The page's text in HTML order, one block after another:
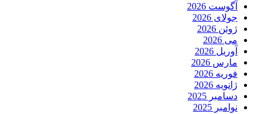
آگوست 2026
جولای 2026
ژوئن 2026
می 2026
آوریل 2026
مارس 2026
فوریه 2026
ژانویه 2026
دسامبر 2025
نوامبر 2025